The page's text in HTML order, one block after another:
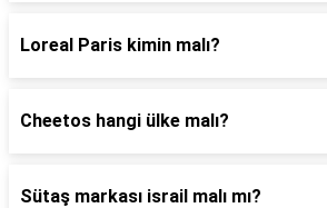
Loreal Paris kimin malı?
Cheetos hangi ülke malı?
Sütaş markası israil malı mı?